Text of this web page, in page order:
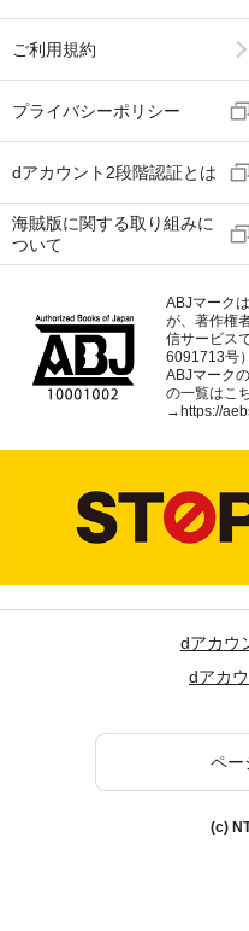
ご利用規約
プライバシーポリシー
dアカウント2段階認証とは
海賊版に関する取り組みに
ついて
ABJマーク
が、著作権
信サービス
6091713号
ABJマーク
の一覧はこ
→https://
dアカウ
dアカ
ペー
(c)